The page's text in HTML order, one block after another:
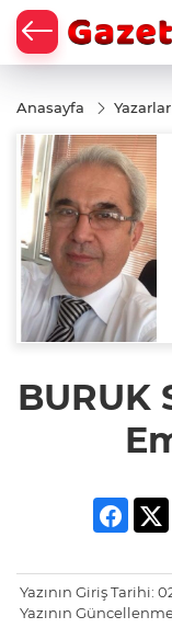
Anasayfa Yazarlar
BURUK
Yazının Giriş Tarihi:
Yazının